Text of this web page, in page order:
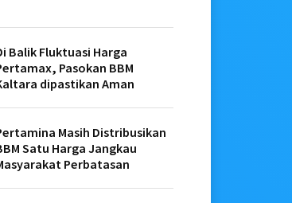
Balik Fluktuasi Harga
Pasokan BBM
dipastikan Aman
Masih Distribusikan
Satu Harga Jangkau
Perbatasan